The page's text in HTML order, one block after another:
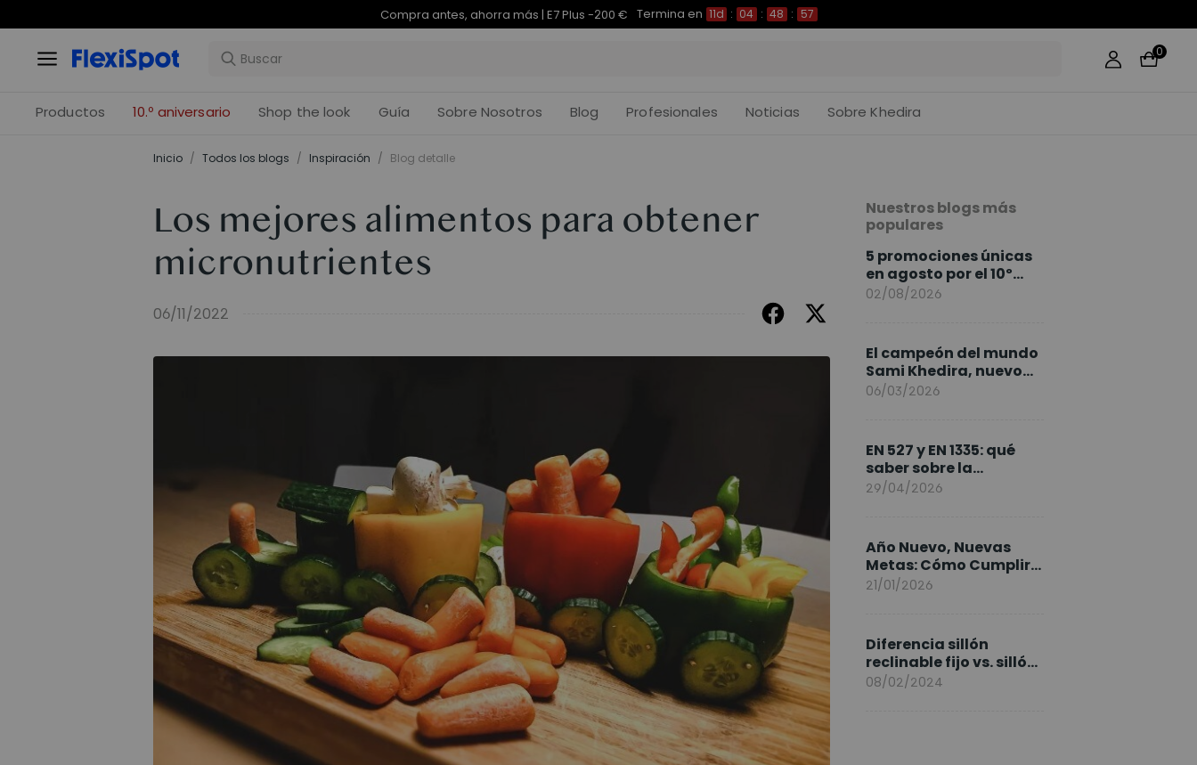
Compra antes, ahorra más | E7 Plus -200 € Termina en 11d : 04 : 48 : 56
0
Productos 10.º aniversario Shop the look Guía Sobre Nosotros Blog Profesionales Noticias Sobre Khedira
Inicio / Todos los blogs / Inspiración / Blog detalle
Los mejores alimentos para obtener
micronutrientes
06/11/2022
Nuestros blogs más
populares
5 promociones únicas
en agosto por el 10º
Aniversario de
02/08/2026
El campeón del mundo
Sami Khedira, nuevo
embajador de
06/03/2026
EN 527 y EN 1335: qué
saber sobre la
normativa de los
29/04/2026
Año Nuevo, Nuevas
Metas: Cómo Cumplir
tus Objetivos Fitness
21/01/2026
Diferencia sillón
reclinable fijo vs. sillón
elevable
08/02/2024